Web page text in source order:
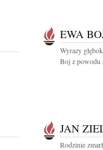
EWA
Wyrazy
Boj z powodu
JAN
Rodzinie